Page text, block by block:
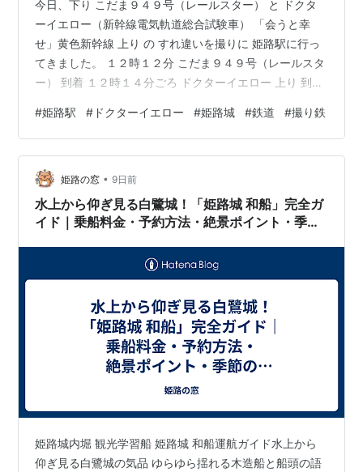
今日、下り こだま９４９号（レールスター） と ドクタ
ーイエロー（新幹線電気軌道総合試験車） 「会うと幸
せ」黄色新幹線 上り の すれ違いを撮りに 姫路駅に行っ
てきました。 １２時１２分 こだま９４９号（レールスタ
ー） 到着 １２時１４分ごろ ドクターイエロー 上り 到着
年１月に検測運転を終了するドクターイエロー 引退を記
念したキービジュアル Ｔｈａｎｋ Ｙｏｕ Since2005
Type923 夏休みで 上りホームは 一杯でした。 ドクター
イエロー は 「回送 ９８６」の表示でした。 １階のポス
ター The Last Run あり…
#姫路駅 # ドクターイエロー #姫路城 #鉄道 #撮り鉄
姫路の窓 • 9日前
水上から仰ぎ見る白鷺城！「姫路城 和船」完全ガ
イド｜乗船料金・予約方法・絶景ポイント・季節
姫路城内堀 観光学習船 姫路城 和船運航ガイド水上から
仰ぎ見る白鷺城の気品 ゆらゆら揺れる木造船と船頭の語